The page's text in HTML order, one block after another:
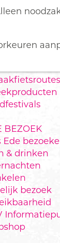
BEZOEK
Ede
& drinken
bezoek
Ede vlak